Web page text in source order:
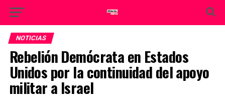
NOTICIAS
Rebelión Demócrata en Estados
Unidos por la continuidad del apoyo
militar a Israel